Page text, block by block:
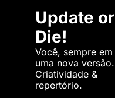
Update or
Die!
Você, sempre em
uma nova versão.
Criatividade &
repertório.